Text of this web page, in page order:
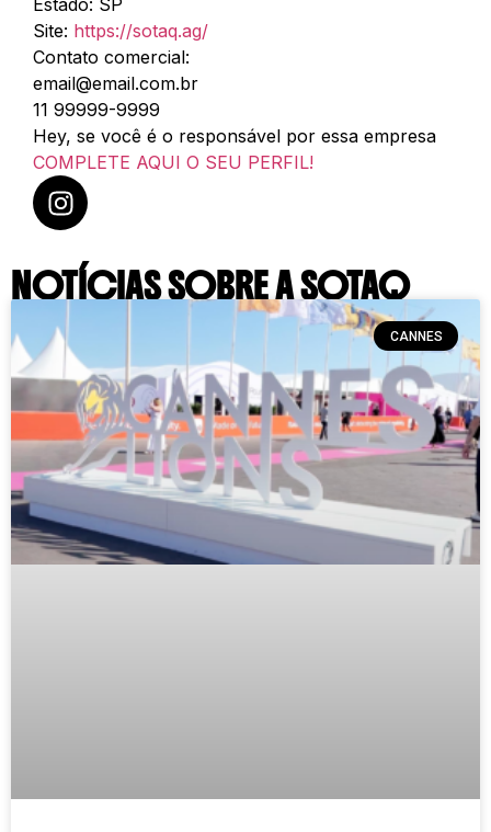
Estado: SP
Site: https://sotaq.ag/
Contato comercial:
email@email.com.br
11 99999-9999
Hey, se você é o responsável por essa empresa
COMPLETE AQUI O SEU PERFIL!
NOTÍCIAS SOBRE A SOTAQ
CANNES